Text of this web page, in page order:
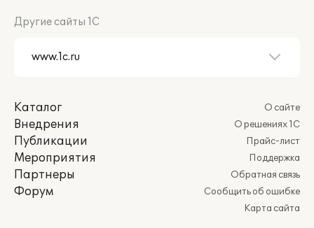
Другие сайты 1С
Каталог
Внедрения
Публикации
Мероприятия
Партнеры
Форум
О сайте
О решениях 1С
Прайс-лист
Поддержка
Обратная связь
Сообщить об ошибке
Карта сайта